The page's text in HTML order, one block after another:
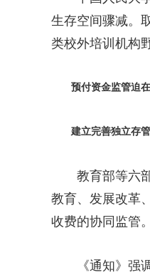
生存空间骤减。
类校外培训机构
预付资金监管迫在
建立完善独立存管
教育部等六部
教育、发展改革
收费的协同监管
《通知》强调